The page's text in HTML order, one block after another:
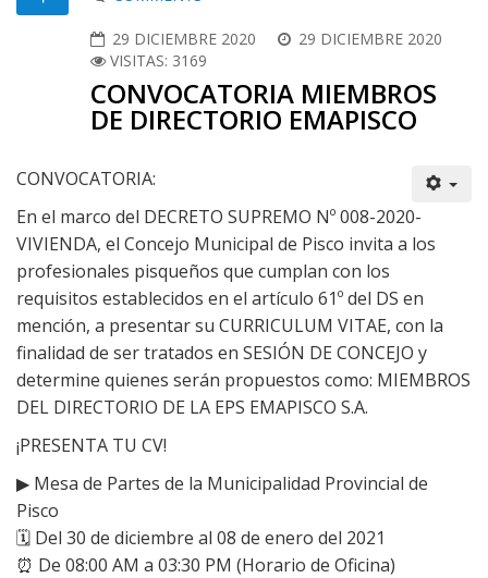
29 DICIEMBRE 2020
29 DICIEMBRE 2020
VISITAS: 3169
CONVOCATORIA MIEMBROS
DE DIRECTORIO EMAPISCO
CONVOCATORIA:
En el marco del DECRETO SUPREMO Nº 008-2020-
VIVIENDA, el Concejo Municipal de Pisco invita a los
profesionales pisqueños que cumplan con los
requisitos establecidos en el artículo 61º del DS en
mención, a presentar su CURRICULUM VITAE, con la
finalidad de ser tratados en SESIÓN DE CONCEJO y
determine quienes serán propuestos como: MIEMBROS
DEL DIRECTORIO DE LA EPS EMAPISCO S.A.
¡PRESENTA TU CV!
▶ Mesa de Partes de la Municipalidad Provincial de
Pisco
🗓 Del 30 de diciembre al 08 de enero del 2021
⏰ De 08:00 AM a 03:30 PM (Horario de Oficina)